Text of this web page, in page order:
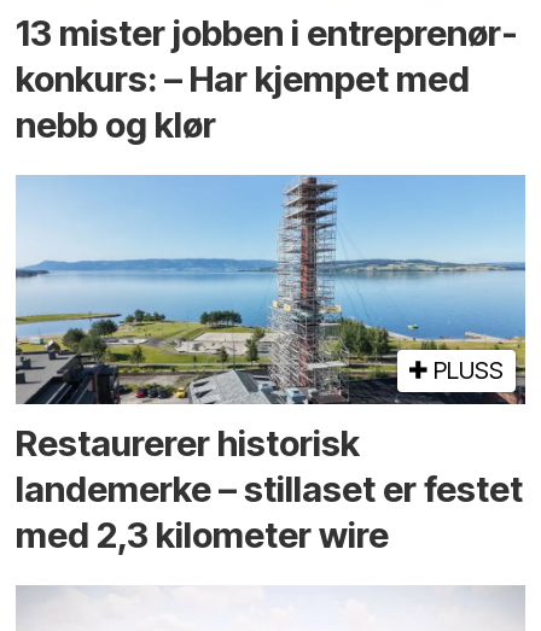
13 mister jobben i entreprenør­
konkurs: – Har kjempet med
nebb og klør
PLUSS
Restaurerer historisk
landemerke – stillaset er festet
med 2,3 kilometer wire